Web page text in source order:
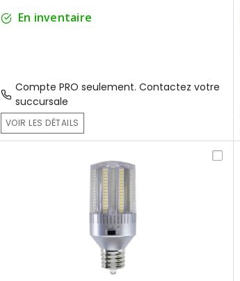
En inventaire
Compte PRO seulement. Contactez votre
succursale
VOIR LES DÉTAILS